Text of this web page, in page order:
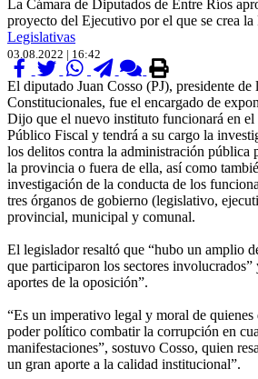
La Cámara de Diputados de Entre Ríos
proyecto del Ejecutivo por el que se crea
Legislativas
03.08.2022 | 16:42
El diputado Juan Cosso (PJ), presidente
Constitucionales, fue el encargado de
Dijo que el nuevo instituto funcionará en
Público Fiscal y tendrá a su cargo la
los delitos contra la administración pública
la provincia o fuera de ella, así como
investigación de la conducta de los
tres órganos de gobierno (legislativo,
provincial, municipal y comunal.
El legislador resaltó que “hubo un amplio
que participaron los sectores involucrados”
aportes de la oposición”.
“Es un imperativo legal y moral de quienes
poder político combatir la corrupción en
manifestaciones”, sostuvo Cosso, quien
un gran aporte a la calidad institucional”.